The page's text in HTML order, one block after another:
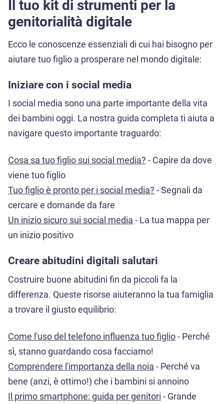
Il tuo kit di strumenti per la
genitorialità digitale
Ecco le conoscenze essenziali di cui hai bisogno per
aiutare tuo figlio a prosperare nel mondo digitale:
Iniziare con i social media
I social media sono una parte importante della vita
dei bambini oggi. La nostra guida completa ti aiuta a
navigare questo importante traguardo:
Cosa sa tuo figlio sui social media? - Capire da dove
viene tuo figlio
Tuo figlio è pronto per i social media? - Segnali da
cercare e domande da fare
Un inizio sicuro sui social media - La tua mappa per
un inizio positivo
Creare abitudini digitali salutari
Costruire buone abitudini fin da piccoli fa la
differenza. Queste risorse aiuteranno la tua famiglia
a trovare il giusto equilibrio:
Come l'uso del telefono influenza tuo figlio - Perché
sì, stanno guardando cosa facciamo!
Comprendere l'importanza della noia - Perché va
bene (anzi, è ottimo!) che i bambini si annoino
Il primo smartphone: guida per genitori - Grande